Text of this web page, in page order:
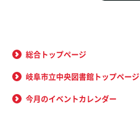
総合トップページ
岐阜市立中央図書館トップページ
今月のイベントカレンダー